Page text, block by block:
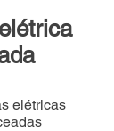
elétricas